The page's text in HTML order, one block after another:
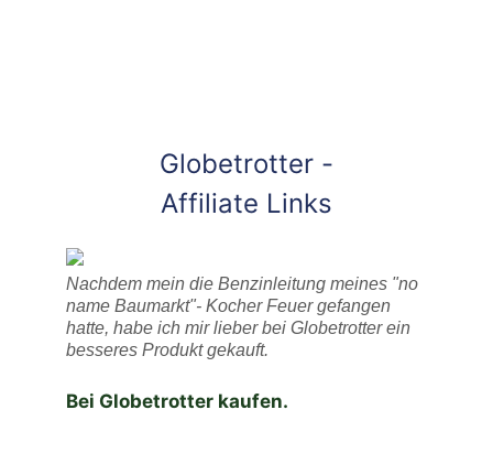
Globetrotter -
Affiliate Links
Nachdem mein die Benzinleitung meines "no
name Baumarkt"- Kocher Feuer gefangen
hatte, habe ich mir lieber bei Globetrotter ein
besseres Produkt gekauft.
Bei Globetrotter kaufen.